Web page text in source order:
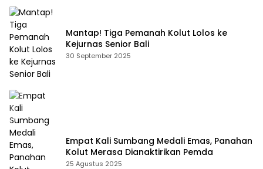
Mantap! Tiga Pemanah Kolut Lolos ke
Kejurnas Senior Bali
30 September 2025
Empat Kali Sumbang Medali Emas, Panahan
Kolut Merasa Dianaktirikan Pemda
25 Agustus 2025